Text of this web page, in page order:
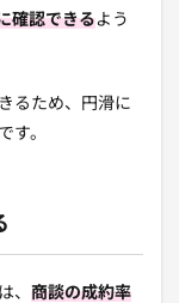
確認できるよう
るため、円滑に
す。
、 商談の成約率